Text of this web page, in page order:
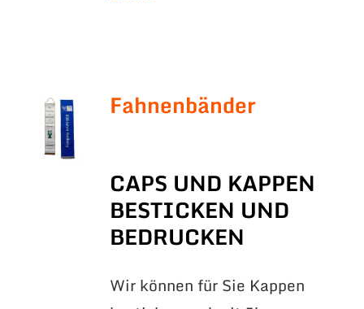
Fahnenbänder
CAPS UND KAPPEN
BESTICKEN UND
BEDRUCKEN
Wir können für Sie Kappen